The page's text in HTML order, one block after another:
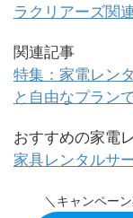
ラクリアーズ関
関連記事
特集：家電レン
と自由なプラン
おすすめの家電
家具レンタルサ
＼キャンペー